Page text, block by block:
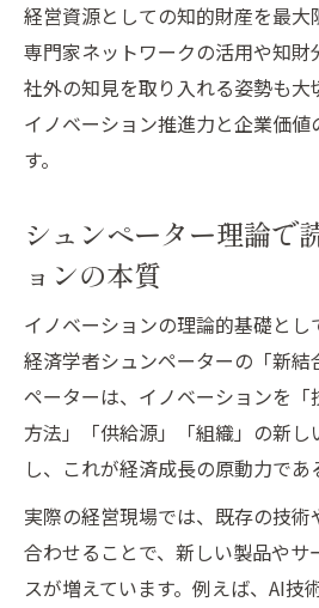
経営資源としての知的財産を最大
専門家ネットワークの活用や知財
社外の知見を取り入れる姿勢も大
イノベーション推進力と企業価値
す。
シュンペーター理論で
ョンの本質
イノベーションの理論的基礎とし
経済学者シュンペーターの「新結
ペーターは、イノベーションを
方法」「供給源」「組織」の新
し、これが経済成長の原動力であ
実際の経営現場では、既存の技
合わせることで、新しい製品やサ
スが増えています。例えば、AI技